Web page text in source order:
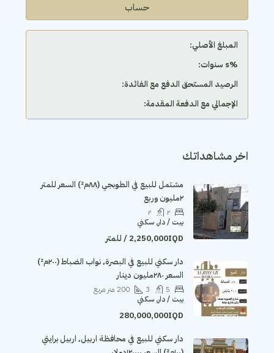
حساب
المبلغ الأصلي:
‫%s سنوات:
الرصيد المستحق الدفع مع الفائدة:
الإجمالي مع الدفعة المقدمة:
اخر مشاهداتك
مشتمل للبيع في الطوبجي (٨٨م²) السعر للمتر
٢مليون وربع
٢
٢
بيت / دار, سكني
2,250,000IQD / للمتر
دار سكني للبيع في البصرة٬ نواب الضباط (٢٠٠م²)
السعر ٢٨٠مليون دينار
5
3
200 متر مربع
بيت / دار, سكني
280,000,000IQD
دار سكني للبيع في محافظة اربيل٬ اربيل برايتي